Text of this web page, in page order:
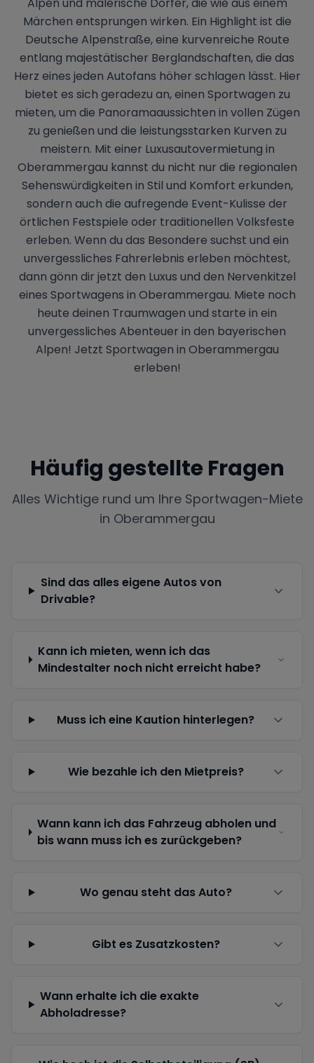
Märchen entsprungen wirken. Ein Highlight ist die
Deutsche Alpenstraße, eine kurvenreiche Route
entlang majestätischer Berglandschaften, die das
Herz eines jeden Autofans höher schlagen lässt. Hier
bietet es sich geradezu an, einen Sportwagen zu
mieten, um die Panoramaaussichten in vollen Zügen
zu genießen und die leistungsstarken Kurven zu
meistern. Mit einer Luxusautovermietung in
Oberammergau kannst du nicht nur die regionalen
Sehenswürdigkeiten in Stil und Komfort erkunden,
sondern auch die aufregende Event-Kulisse der
örtlichen Festspiele oder traditionellen Volksfeste
erleben. Wenn du das Besondere suchst und ein
unvergessliches Fahrerlebnis erleben möchtest,
dann gönn dir jetzt den Luxus und den Nervenkitzel
eines Sportwagens in Oberammergau. Miete noch
heute deinen Traumwagen und starte in ein
unvergessliches Abenteuer in den bayerischen
Alpen! Jetzt Sportwagen in Oberammergau
erleben!
Häufig gestellte Fragen
Alles Wichtige rund um Ihre Sportwagen-Miete
in Oberammergau
Sind das alles eigene Autos von
Drivable?
Kann ich mieten, wenn ich das
Mindestalter noch nicht erreicht habe?
Muss ich eine Kaution hinterlegen?
Wie bezahle ich den Mietpreis?
Wann kann ich das Fahrzeug abholen und
bis wann muss ich es zurückgeben?
Wo genau steht das Auto?
Gibt es Zusatzkosten?
Wann erhalte ich die exakte
Abholadresse?